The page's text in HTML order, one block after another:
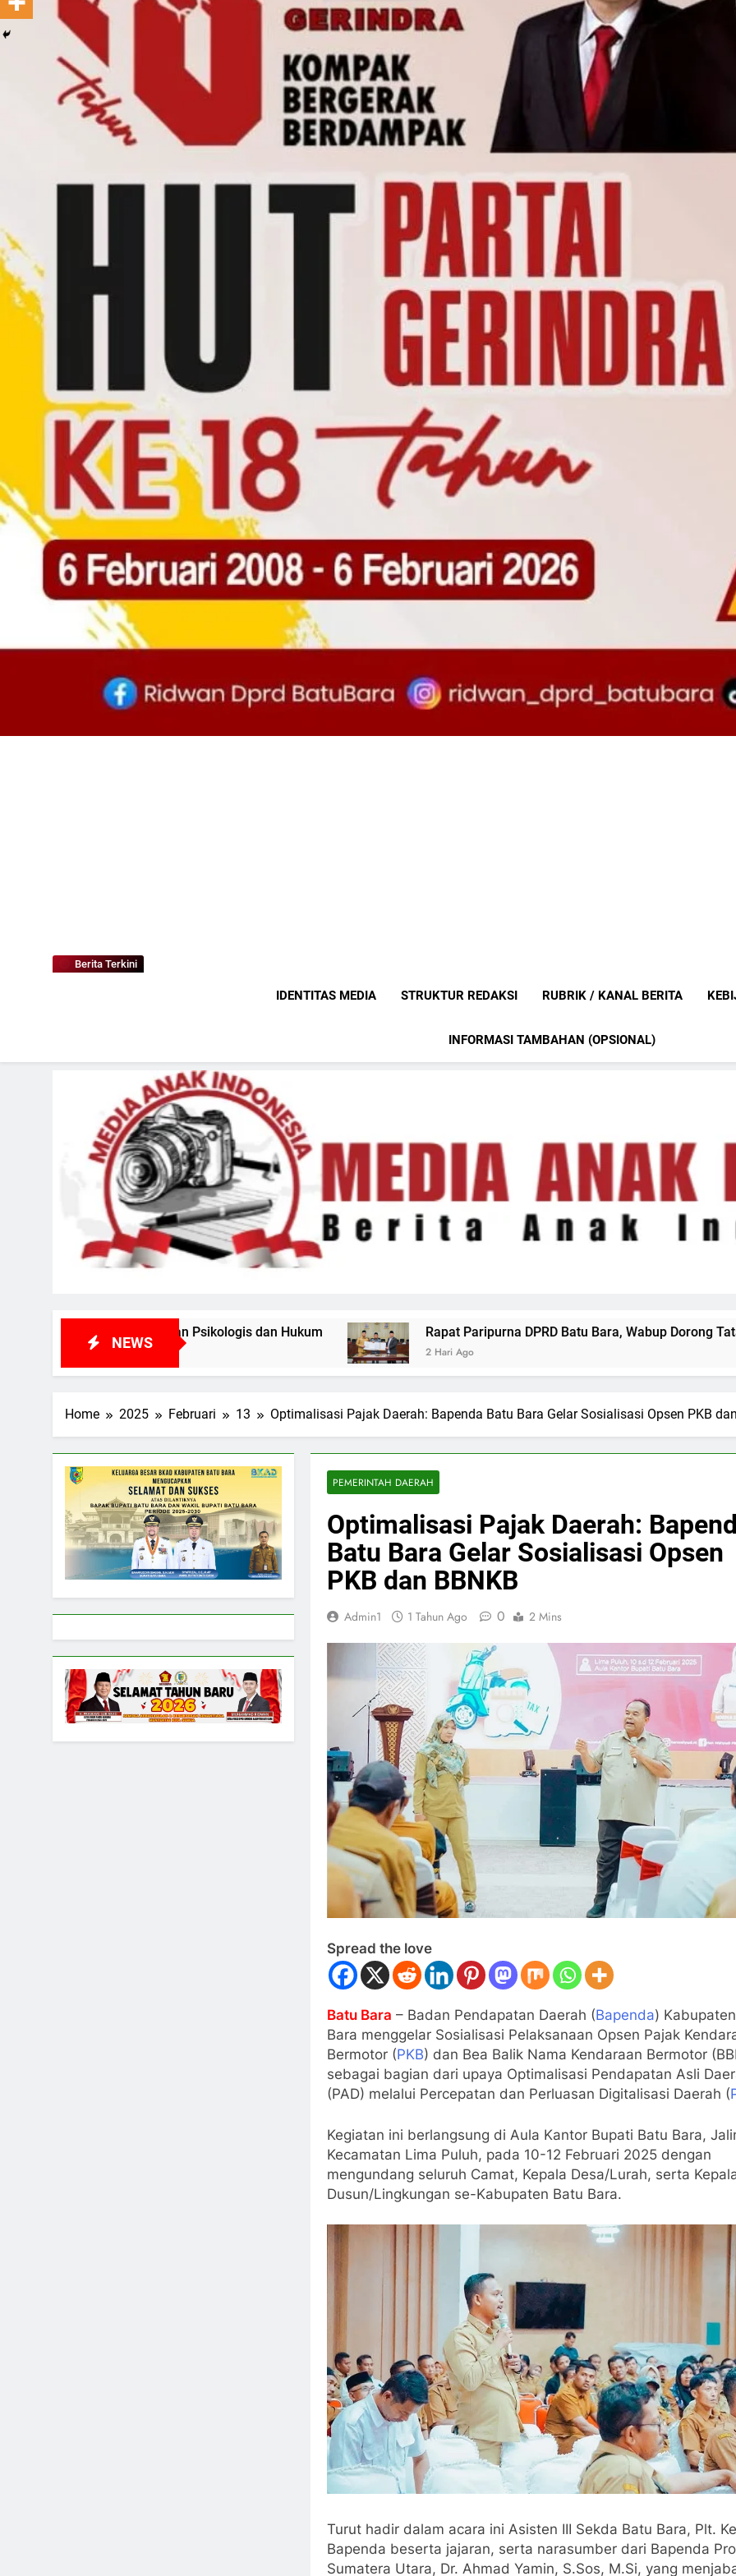
Berita Terkini
IDENTITAS MEDIA STRUKTUR REDAKSI RUBRIK / KANAL BERITA
INFORMASI TAMBAHAN (OPSIONAL)
NEWS
Psikologis dan Hukum Rapat Paripurna DPRD Batu Bara, Wabup Dorong Tata Kelola Keuangan Daerah
Home 2025 Februari 13 Optimalisasi Pajak Daerah: Bapenda Batu Bara Gelar Sosialisasi Opsen PKB
PEMERINTAH DAERAH
Optimalisasi Pajak Daerah:
Batu Bara Gelar Sosialisasi Opsen
PKB dan BBNKB
Admin1 1 Tahun Ago 0 2 Mins
Spread the love
Batu Bara – Badan Pendapatan Daerah (Bapenda)
Bara menggelar Sosialisasi Pelaksanaan Opsen Pajak
Bermotor (PKB) dan Bea Balik Nama Kendaraan Bermotor
sebagai bagian dari upaya Optimalisasi Pendapatan Asli
(PAD) melalui Percepatan dan Perluasan Digitalisasi Daerah (
Kegiatan ini berlangsung di Aula Kantor Bupati Batu Bara,
Kecamatan Lima Puluh, pada 10-12 Februari 2025 dengan
mengundang seluruh Camat, Kepala Desa/Lurah, serta
Dusun/Lingkungan se-Kabupaten Batu Bara.
Turut hadir dalam acara ini Asisten III Sekda Batu Bara, Plt.
Bapenda beserta jajaran, serta narasumber dari Bapenda
Sumatera Utara, Dr. Ahmad Yamin, S.Sos, M.Si, yang